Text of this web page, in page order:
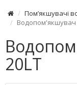
Пом’якшувачі
Водопом'якшувач
20LT